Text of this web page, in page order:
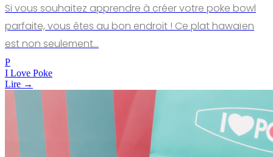
Si vous souhaitez apprendre à créer votre poke bowl
parfaite, vous êtes au bon endroit ! Ce plat hawaïen
est non seulement…
P
I Love Poke
Lire →